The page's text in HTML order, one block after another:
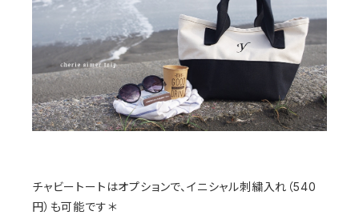
チャビートートはオプションで、イニシャル刺繍入れ（540
円）も可能です＊